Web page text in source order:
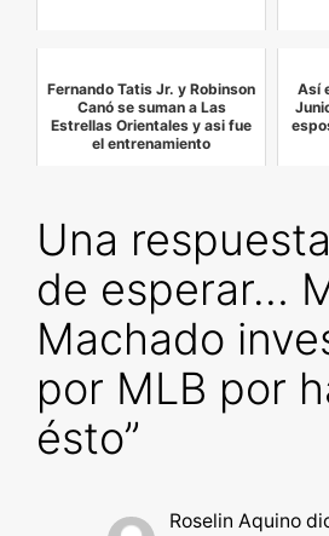
Fernando Tatis Jr. y Robinson
Canó se suman a Las
Estrellas Orientales y asi fue
el entrenamiento
Así
Una
de esperar…
Machado
por MLB por
ésto”
Roselin Aquino